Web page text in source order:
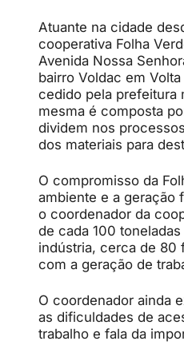
Atuante na cidade
cooperativa Folha
Avenida Nossa
bairro Voldac em
cedido pela prefeitura
mesma é composta
dividem nos
dos materiais para
O compromisso da
ambiente e a geração
o coordenador da
de cada 100
indústria, cerca de 80
com a geração de
O coordenador ainda
as dificuldades de
trabalho e fala da